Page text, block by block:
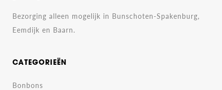
Bezorging alleen mogelijk in Bunschoten-Spakenburg,
Eemdijk en Baarn.
CATEGORIEËN
Bonbons